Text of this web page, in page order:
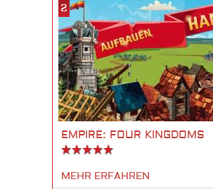
2
EMPIRE: FOUR KINGDOMS
MEHR ERFAHREN